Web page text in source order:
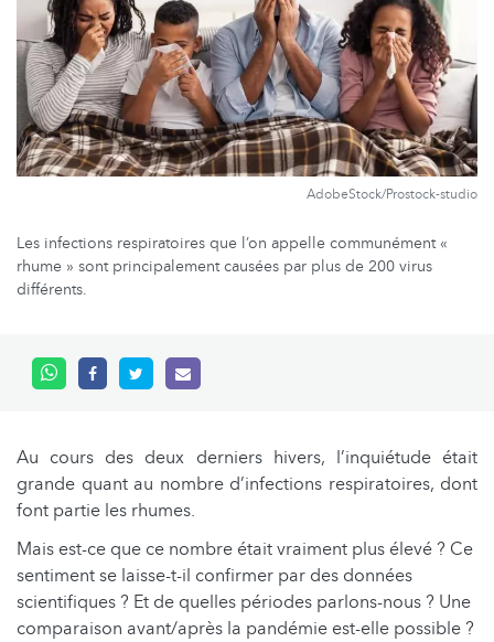
AdobeStock/Prostock-studio
Les infections respiratoires que l’on appelle communément «
rhume » sont principalement causées par plus de 200 virus
différents.
Au cours des deux derniers hivers, l’inquiétude était
grande quant au nombre d’infections respiratoires, dont
font partie les rhumes.
Mais est-ce que ce nombre était vraiment plus élevé ? Ce
sentiment se laisse-t-il confirmer par des données
scientifiques ? Et de quelles périodes parlons-nous ? Une
comparaison avant/après la pandémie est-elle possible ?